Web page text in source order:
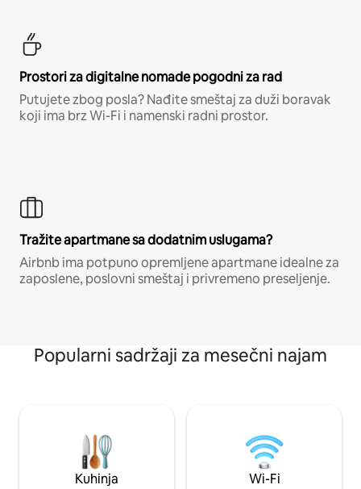
Prostori za digitalne nomade pogodni za rad
Putujete zbog posla? Nađite smeštaj za duži boravak
koji ima brz Wi-Fi i namenski radni prostor.
Tražite apartmane sa dodatnim uslugama?
Airbnb ima potpuno opremljene apartmane idealne za
zaposlene, poslovni smeštaj i privremeno preseljenje.
Popularni sadržaji za mesečni najam
Kuhinja Wi-Fi